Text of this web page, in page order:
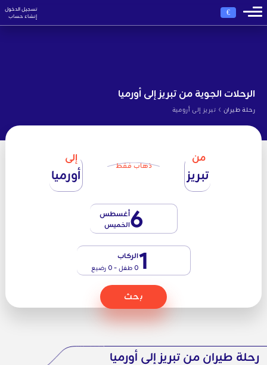
€
تسجيل الدخول
إنشاء حساب
الرحلات الجوية من تبريز إلى أورميا
رحلة طيران › تبريز إلى أرومية
من
تبريز ذهاب فقط
إلى
أورميا
6أغسطس
الخميس
1الركاب
0 طفل - 0 رضيع
بحث
رحلة طيران من تبريز إلى أورميا